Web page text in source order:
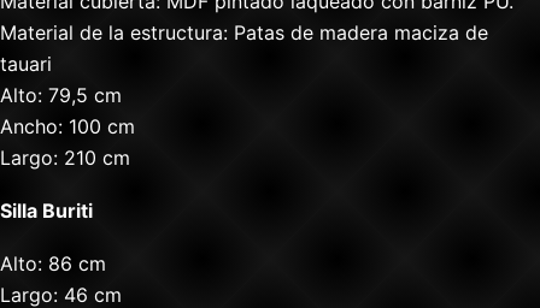
Material de la estructura: Patas de madera maciza de
tauari
Alto: 79,5 cm
Ancho: 100 cm
Largo: 210 cm
Silla Buriti
Alto: 86 cm
Largo: 46 cm